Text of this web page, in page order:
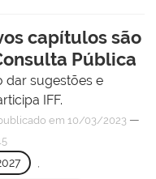
capítulos são
Pública
dar sugestões e
IFF.
em 10/03/2023 —